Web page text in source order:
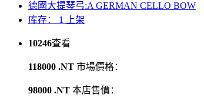
德國大提琴弓:A GERMAN CELLO BOW
库存： 1
上架
10246查看
118000 .NT 市場價格：
98000 .NT 本店售價：